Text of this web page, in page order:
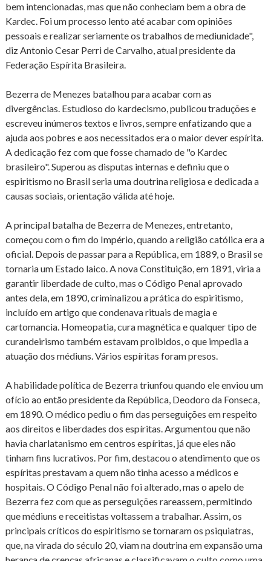
bem intencionadas, mas que não conheciam bem a obra de
Kardec. Foi um processo lento até acabar com opiniões
pessoais e realizar seriamente os trabalhos de mediunidade",
diz Antonio Cesar Perri de Carvalho, atual presidente da
Federação Espírita Brasileira.
Bezerra de Menezes batalhou para acabar com as
divergências. Estudioso do kardecismo, publicou traduções e
escreveu inúmeros textos e livros, sempre enfatizando que a
ajuda aos pobres e aos necessitados era o maior dever espírita.
A dedicação fez com que fosse chamado de "o Kardec
brasileiro". Superou as disputas internas e definiu que o
espiritismo no Brasil seria uma doutrina religiosa e dedicada a
causas sociais, orientação válida até hoje.
A principal batalha de Bezerra de Menezes, entretanto,
começou com o fim do Império, quando a religião católica era a
oficial. Depois de passar para a República, em 1889, o Brasil se
tornaria um Estado laico. A nova Constituição, em 1891, viria a
garantir liberdade de culto, mas o Código Penal aprovado
antes dela, em 1890, criminalizou a prática do espiritismo,
incluído em artigo que condenava rituais de magia e
cartomancia. Homeopatia, cura magnética e qualquer tipo de
curandeirismo também estavam proibidos, o que impedia a
atuação dos médiuns. Vários espíritas foram presos.
A habilidade política de Bezerra triunfou quando ele enviou um
ofício ao então presidente da República, Deodoro da Fonseca,
em 1890. O médico pediu o fim das perseguições em respeito
aos direitos e liberdades dos espíritas. Argumentou que não
havia charlatanismo em centros espíritas, já que eles não
tinham fins lucrativos. Por fim, destacou o atendimento que os
espíritas prestavam a quem não tinha acesso a médicos e
hospitais. O Código Penal não foi alterado, mas o apelo de
Bezerra fez com que as perseguições rareassem, permitindo
que médiuns e receitistas voltassem a trabalhar. Assim, os
principais críticos do espiritismo se tornaram os psiquiatras,
que, na virada do século 20, viam na doutrina em expansão uma